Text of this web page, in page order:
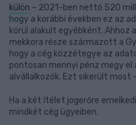
külön – 2021-ben nettó 520
hogy a korábbi években ez az
körül alakult egyébként. Ahhoz
mekkora része származott a
hogy a cég közzétegye az
pontosan mennyi pénz megy el
alvállalkozók. Ezt sikerült most
Ha a két ítélet jogerőre
mindkét cég ügyeiben.